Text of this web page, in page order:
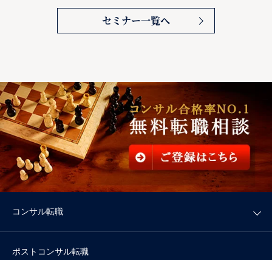
セミナー一覧へ
コンサル転職
ポストコンサル転職